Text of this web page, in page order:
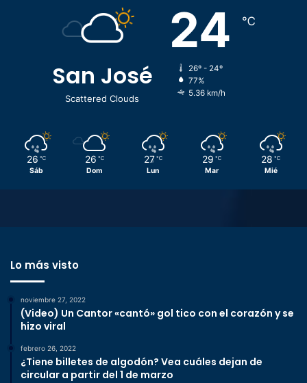
San José
Scattered Clouds
24 ℃
26º - 24º
77%
5.36 km/h
26 ℃
Sáb
26 ℃
Dom
27 ℃
Lun
29 ℃
Mar
28 ℃
Mié
Lo más visto
noviembre 27, 2022
(Video) Un Cantor «cantó» gol tico con el corazón y se
hizo viral
febrero 26, 2022
¿Tiene billetes de algodón? Vea cuáles dejan de
circular a partir del 1 de marzo